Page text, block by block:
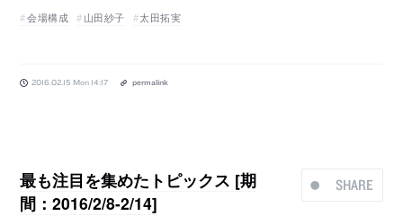
会場構成 山田紗子 太田拓実
2016.02.15 Mon 14:17 permalink
SHARE
最も注目を集めたトピックス [期
間：2016/2/8-2/14]